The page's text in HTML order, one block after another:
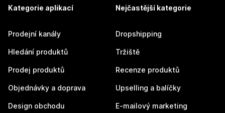
Kategorie aplikací
Prodejní kanály
Hledání produktů
Prodej produktů
Objednávky a doprava
Design obchodu
Nejčastější kategorie
Dropshipping
Tržiště
Recenze produktů
Upselling a balíčky
E-mailový marketing